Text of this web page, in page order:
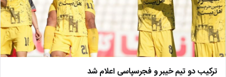
ترکیب دو تیم خیبر و فجرسپاسی اعلام شد